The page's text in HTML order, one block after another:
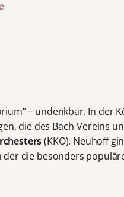
– undenkbar. In der
die des Bach-Vereins
(KKO). Neuhoff
der die besonders